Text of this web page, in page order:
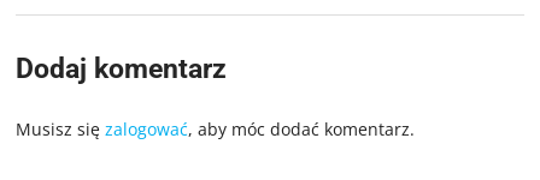
Dodaj komentarz
Musisz sięzalogować, aby móc dodać komentarz.